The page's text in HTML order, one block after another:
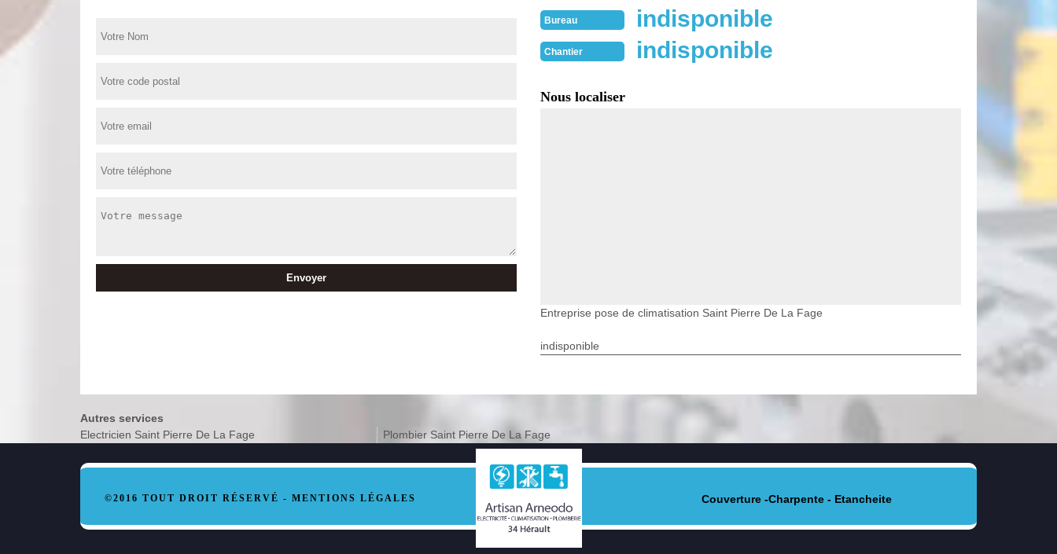
Bureau indisponible
Chantier indisponible
Nous localiser
Entreprise pose de climatisation Saint Pierre De La Fage
indisponible
Autres services
Electricien Saint Pierre De La Fage
Plombier Saint Pierre De La Fage
©2016 TOUT DROIT RÉSERVÉ - MENTIONS LÉGALES Couverture -Charpente - Etancheite